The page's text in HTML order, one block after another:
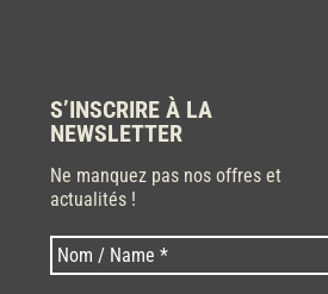
S’INSCRIRE À LA
NEWSLETTER
Ne manquez pas nos offres et
actualités !
Nom *